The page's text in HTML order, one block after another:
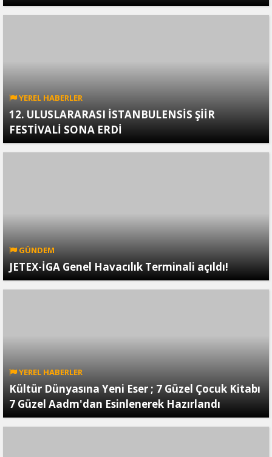
YEREL HABERLER
12. ULUSLARARASI İSTANBULENSİS ŞİİR
FESTİVALİ SONA ERDİ
GÜNDEM
JETEX-İGA Genel Havacılık Terminali açıldı!
YEREL HABERLER
Kültür Dünyasına Yeni Eser ; 7 Güzel Çocuk Kitabı
7 Güzel Aadm'dan Esinlenerek Hazırlandı